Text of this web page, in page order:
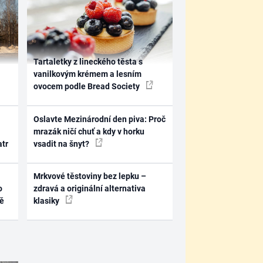
Tartaletky z lineckého těsta s
vanilkovým krémem a lesním
ovocem podle Bread Society
Oslavte Mezinárodní den piva: Proč
mrazák ničí chuť a kdy v horku
vsadit na šnyt?
Mrkvové těstoviny bez lepku –
zdravá a originální alternativa
klasiky